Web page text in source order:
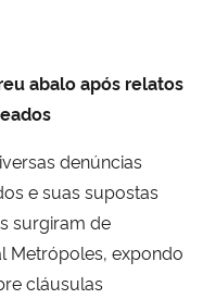
abalo após relatos
denúncias
e suas supostas
surgiram de
Metrópoles, expondo
cláusulas